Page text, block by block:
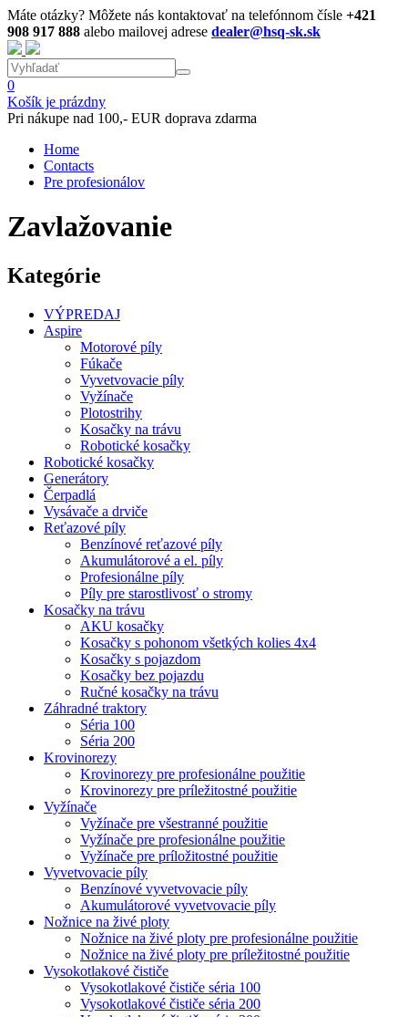
Máte otázky? Môžete nás kontaktovať na telefónnom čísle +421
908 917 888 alebo mailovej adrese dealer@hsq-sk.sk
0
Košík je prázdny
Pri nákupe nad 100,- EUR doprava zdarma
Home
Contacts
Pre profesionálov
Zavlažovanie
Kategórie
VÝPREDAJ
Aspire
Motorové píly
Fúkače
Vyvetvovacie píly
Vyžínače
Plotostrihy
Kosačky na trávu
Robotické kosačky
Robotické kosačky
Generátory
Čerpadlá
Vysávače a drviče
Reťazové píly
Benzínové reťazové píly
Akumulátorové a el. píly
Profesionálne píly
Píly pre starostlivosť o stromy
Kosačky na trávu
AKU kosačky
Kosačky s pohonom všetkých kolies 4x4
Kosačky s pojazdom
Kosačky bez pojazdu
Ručné kosačky na trávu
Záhradné traktory
Séria 100
Séria 200
Krovinorezy
Krovinorezy pre profesionálne použitie
Krovinorezy pre príležitostné použitie
Vyžínače
Vyžínače pre všestranné použitie
Vyžínače pre profesionálne použitie
Vyžínače pre príložitostné použitie
Vyvetvovacie píly
Benzínové vyvetvovacie píly
Akumulátorové vyvetvovacie píly
Nožnice na živé ploty
Nožnice na živé ploty pre profesionálne použitie
Nožnice na živé ploty pre príležitostné použitie
Vysokotlakové čističe
Vysokotlakové čističe séria 100
Vysokotlakové čističe séria 200